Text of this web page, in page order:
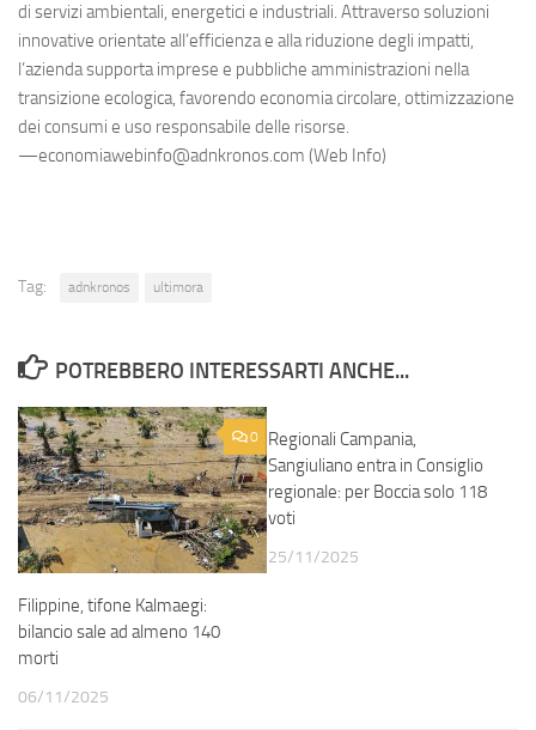
di servizi ambientali, energetici e industriali. Attraverso soluzioni
innovative orientate all’efficienza e alla riduzione degli impatti,
l’azienda supporta imprese e pubbliche amministrazioni nella
transizione ecologica, favorendo economia circolare, ottimizzazione
dei consumi e uso responsabile delle risorse.
—economiawebinfo@adnkronos.com (Web Info)
Tag: adnkronos ultimora
POTREBBERO INTERESSARTI ANCHE...
0
Filippine, tifone Kalmaegi:
bilancio sale ad almeno 140
morti
06/11/2025
Regionali Campania,
Sangiuliano entra in Consiglio
regionale: per Boccia solo 118
voti
25/11/2025